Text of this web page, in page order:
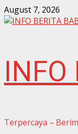
Skip
to
August 7, 2026
INFO
Terpercaya –